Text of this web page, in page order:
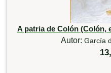
A patria de Colón (Colón,
Autor: García